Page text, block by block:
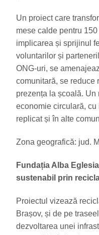
Un proiect care
mese calde pentru
implicarea și sprijinul
voluntarilor și
ONG-uri, se
comunitară, se reduce
prezența la școală.
economie circulară,
replicat și în alte
Zona geografică: jud.
Fundația Alba Eglesia
sustenabil prin
Proiectul vizează
Brașov, și de pe
dezvoltarea unei